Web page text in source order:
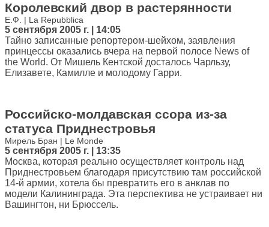
Королевский двор в растерянности
Е.Ф. | La Repubblica
5 сентября 2005 г. | 14:05
Тайно записанные репортером-шейхом, заявления
принцессы оказались вчера на первой полосе News of
the World. От Мишель Кентской досталось Чарльзу,
Елизавете, Камилле и молодому Гарри.
Российско-молдавская ссора из-за
статуса Приднестровья
Мирель Бран | Le Monde
5 сентября 2005 г. | 13:35
Москва, которая реально осуществляет контроль над
Приднестровьем благодаря присутствию там российской
14-й армии, хотела бы превратить его в анклав по
модели Калининграда. Эта перспектива не устраивает ни
Вашингтон, ни Брюссель.